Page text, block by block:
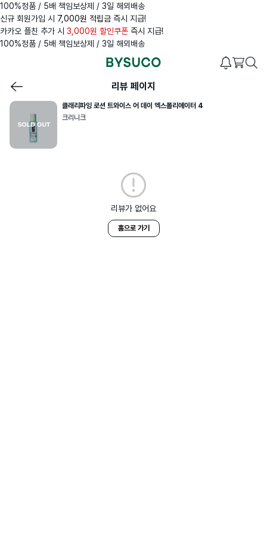
100%정품 / 5배 책임보상제 / 3일 해외배송
신규 회원가입 시 7,000원 적립금 즉시 지급!
카카오 플친 추가 시 3,000원 할인쿠폰 즉시 지급!
100%정품 / 5배 책임보상제 / 3일 해외배송
리뷰 페이지
클래리파잉 로션 트와이스 어 데이 엑스폴리에이터 4
크리니크
리뷰가 없어요
홈으로 가기